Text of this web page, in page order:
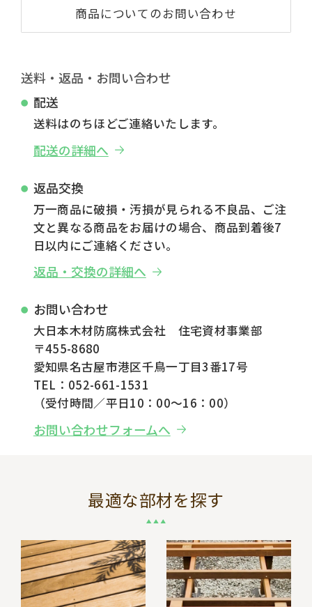
商品についてのお問い合わせ
送料・返品・お問い合わせ
配送
送料はのちほどご連絡いたします。
配送の詳細へ
返品交換
万一商品に破損・汚損が見られる不良品、ご注
文と異なる商品をお届けの場合、商品到着後7
日以内にご連絡ください。
返品・交換の詳細へ
お問い合わせ
大日本木材防腐株式会社 住宅資材事業部
〒455-8680
愛知県名古屋市港区千鳥一丁目3番17号
TEL：052-661-1531
（受付時間／平日10：00～16：00）
お問い合わせフォームへ
最適な部材を探す